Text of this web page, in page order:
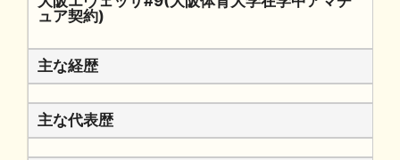
ュア契約)
主な経歴
主な代表歴